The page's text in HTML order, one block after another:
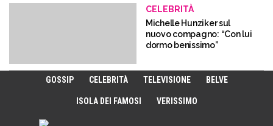
CELEBRITÀ
Michelle Hunziker sul
nuovo compagno: “Con lui
dormo benissimo”
GOSSIP CELEBRITÀ TELEVISIONE BELVE
ISOLA DEI FAMOSI VERISSIMO